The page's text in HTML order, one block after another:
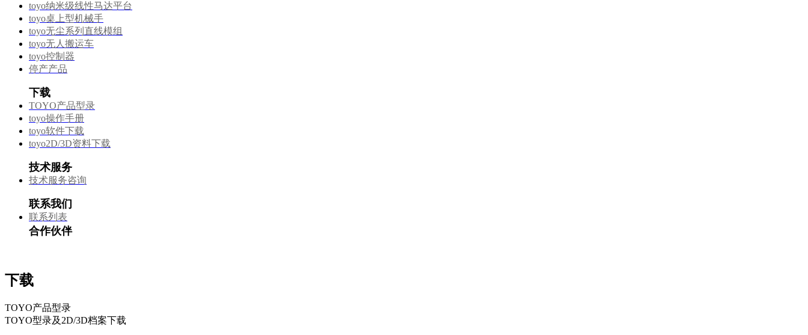
toyo纳米级线性马达平台
toyo桌上型机械手
toyo无尘系列直线模组
toyo无人搬运车
toyo控制器
停产产品
下载
TOYO产品型录
toyo操作手册
toyo软件下载
toyo2D/3D资料下载
技术服务
技术服务咨询
联系我们
联系列表
合作伙伴
下载
TOYO产品型录
TOYO型录及2D/3D档案下载